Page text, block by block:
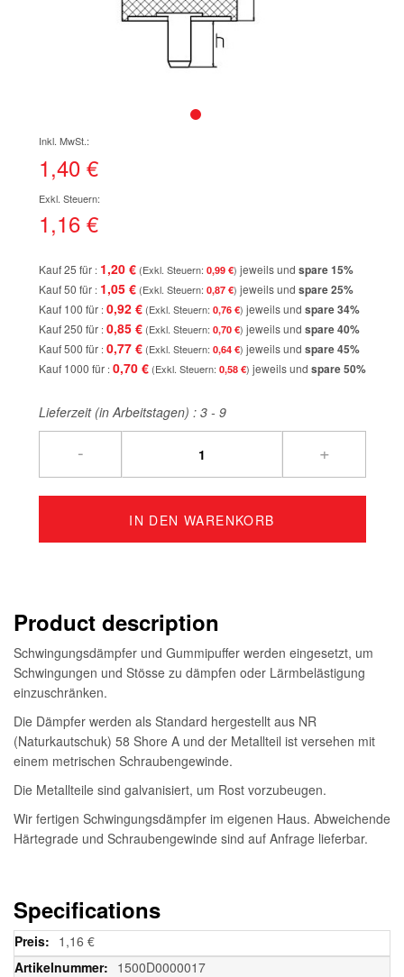
der
Bildgalerie
1,40 €
1,16 €
Kauf 25 für 1,20 € 0,99 € jeweils und spare15%
Kauf 50 für 1,05 € 0,87 € jeweils und spare25%
Kauf 100 für 0,92 € 0,76 € jeweils und spare34%
Kauf 250 für 0,85 € 0,70 € jeweils und spare40%
Kauf 500 für 0,77 € 0,64 € jeweils und spare45%
Kauf 1000 für 0,70 € 0,58 € jeweils und spare50%
Lieferzeit (in Arbeitstagen) : 3 - 9
- +
IN DEN WARENKORB
Product description
Schwingungsdämpfer und Gummipuffer werden eingesetzt, um
Schwingungen und Stösse zu dämpfen oder Lärmbelästigung
einzuschränken.
Die Dämpfer werden als Standard hergestellt aus NR
(Naturkautschuk) 58 Shore A und der Metallteil ist versehen mit
einem metrischen Schraubengewinde.
Die Metallteile sind galvanisiert, um Rost vorzubeugen.
Wir fertigen Schwingungsdämpfer im eigenen Haus. Abweichende
Härtegrade und Schraubengewinde sind auf Anfrage lieferbar.
Specifications
Weitere
Informationen
1,16 €
1500D0000017